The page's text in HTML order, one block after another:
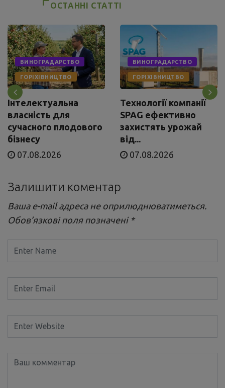
ОСТАННІ СТАТТІ
ВИНОГРАДАРСТВО
ГОРІХІВНИЦТВО
Інтелектуальна
власність для
сучасного плодового
бізнесу
07.08.2026
ВИНОГРАДАРСТВО
ГОРІХІВНИЦТВО
Технології компанії
SPAG ефективно
захистять урожай
від...
07.08.2026
Залишити коментар
Ваша e-mail адреса не оприлюднюватиметься.
Обов’язкові поля позначені *